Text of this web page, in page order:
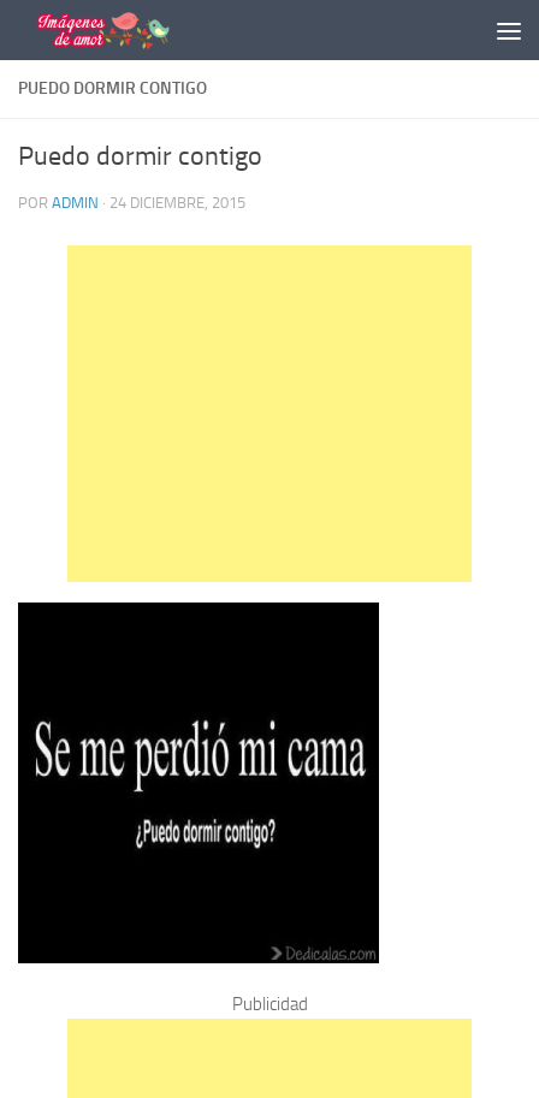
Saltar al contenido
PUEDO DORMIR CONTIGO
Puedo dormir contigo
POR ADMIN · 24 DICIEMBRE, 2015
Publicidad